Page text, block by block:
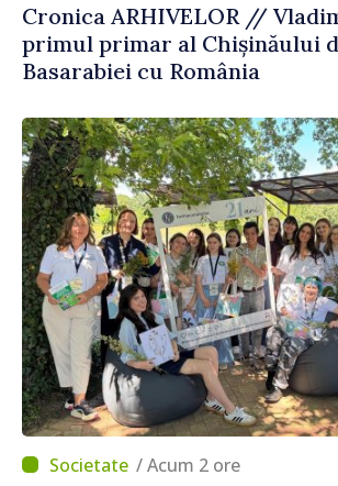
Cronica ARHIVELOR //
primul primar al Chișinăului
Basarabiei cu România
/ Acum 2 ore